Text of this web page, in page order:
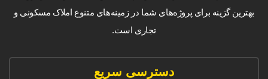
بهترین گزینه برای پروژه‌های شما در زمینه‌های متنوع املاک مسکونی و
تجاری است.
دسترسی سریع